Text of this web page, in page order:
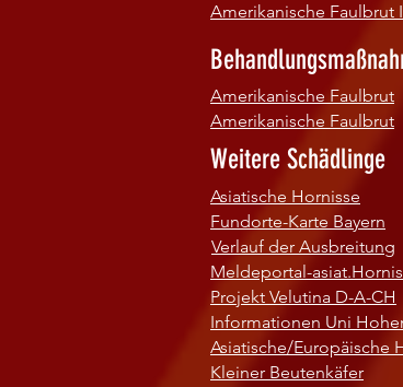
Amerikanische Faulbrut
Amerikanische Faulbrut
Amerikanische Faulbrut
Weitere Schädlinge
Asiatische Hornisse
Fundorte-Karte Bayern
Verlauf der Ausbreitung
Meldeportal-
Projekt Velutina D-A-CH
Informationen Uni
Asiatische/Europäische
Kleiner Beutenkäfer